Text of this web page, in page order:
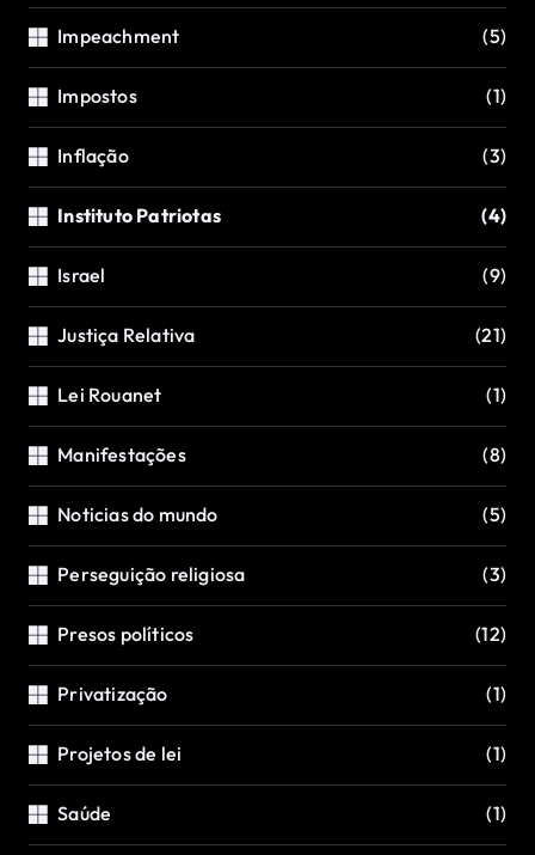
Impeachment (5)
Impostos (1)
Inflação (3)
Instituto Patriotas (4)
Israel (9)
Justiça Relativa (21)
Lei Rouanet (1)
Manifestações (8)
Noticias do mundo (5)
Perseguição religiosa (3)
Presos políticos (12)
Privatização (1)
Projetos de lei (1)
Saúde (1)